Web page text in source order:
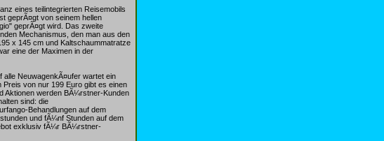
eines teilintegrierten Reisemobils
geprÃ¤gt von seinem hellen
geprÃ¤gt wird. Das zweite
Mechanismus, den man aus den
x 145 cm und Kaltschaummatratze
eine der Maximen in der
alle NeuwagenkÃ¤ufer wartet ein
von nur 199 Euro gibt es einen
Aktionen werden BÃ¼rstner-Kunden
sind: die
Behandlungen auf dem
und fÃ¼nf Stunden auf dem
exklusiv fÃ¼r BÃ¼rstner-